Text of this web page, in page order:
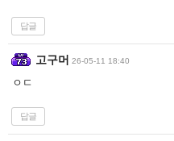
답글
고구머 26-05-11 18:40
ㅇㄷ
답글